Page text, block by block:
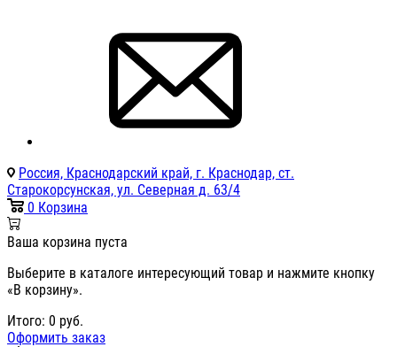
Россия, Краснодарский край, г. Краснодар, ст.
Старокорсунская, ул. Северная д. 63/4
0 Корзина
Ваша корзина пуста
Выберите в каталоге интересующий товар и нажмите кнопку
«В корзину».
Итого: 0 руб.
Оформить заказ